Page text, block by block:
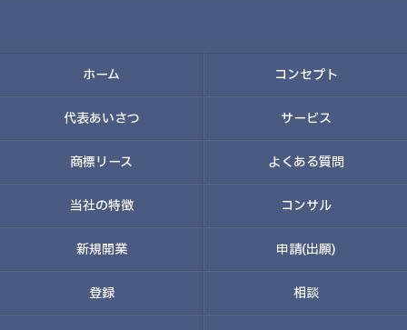
ホーム コンセプト
代表あいさつ サービス
商標リース よくある質問
当社の特徴 コンサル
新規開業 申請(出願)
登録 相談